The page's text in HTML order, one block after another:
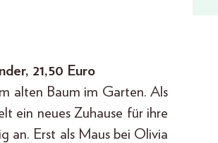
21,50 Euro
alten Baum im Garten. Als
ein neues Zuhause für ihre
an. Erst als Maus bei Olivia